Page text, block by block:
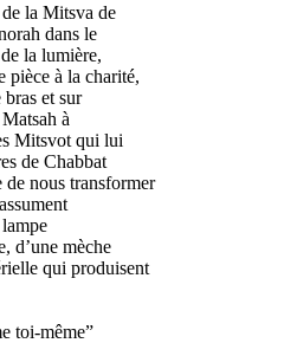
la Mitsva de
dans le
la lumière,
pièce à la charité,
et sur
à
Mitsvot qui lui
de Chabbat
de nous transformer
d’une mèche
qui produisent
toi-même”